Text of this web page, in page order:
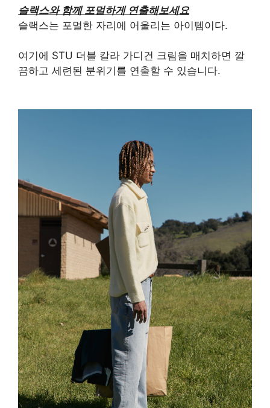
슬랙스와 함께 포멀하게 연출해보세요
슬랙스는 포멀한 자리에 어울리는 아이템이다.
여기에 STU 더블 칼라 가디건 크림을 매치하면 깔
끔하고 세련된 분위기를 연출할 수 있습니다.